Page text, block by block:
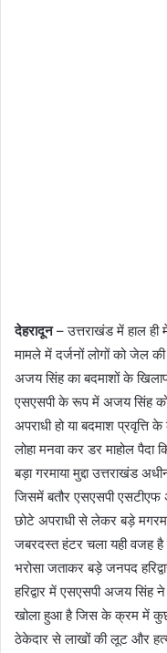
देहरादून– उत्तराखंड में हाल ही
मामले में दर्जनों लोगों को जेल की
अजय सिंह का बदमाशों के
एसएसपी के रूप में अजय सिंह को
अपराधी हो या बदमाश
लोहा मनवा कर डर माहोल पैदा
बड़ा गरमाया मुद्दा उत्तराखंड
जिसमें बतौर एसएसपी
छोटे अपराधी से लेकर बड़े
जबरदस्त हंटर चला यही वजह
भरोसा जताकर बड़े जनपद
हरिद्वार में एसएसपी अजय सिंह
खोला हुआ है जिस के क्रम में कुछ
ठेकेदार से लाखों की लूट और